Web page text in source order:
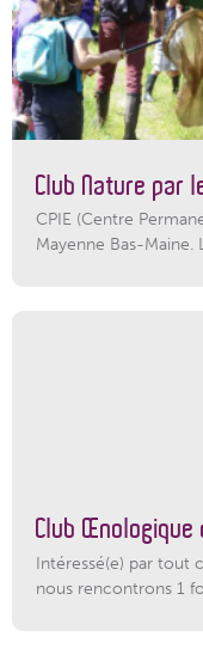
Club Nature par
CPIE (Centre
Mayenne Bas-Maine.
Club Œnologique
Intéressé(e) par tout
nous rencontrons 1